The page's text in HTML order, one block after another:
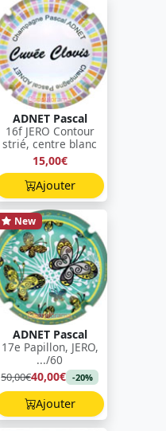
ADNET Pascal
16f JERO Contour
strié, centre blanc
15,00€
Ajouter
New
ADNET Pascal
17e Papillon, JERO,
.../60
50,00€40,00€ -20%
Ajouter